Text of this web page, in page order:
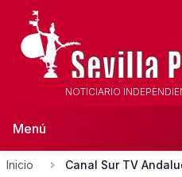
NOTICIARIO
Menú
Inicio Canal Sur TV